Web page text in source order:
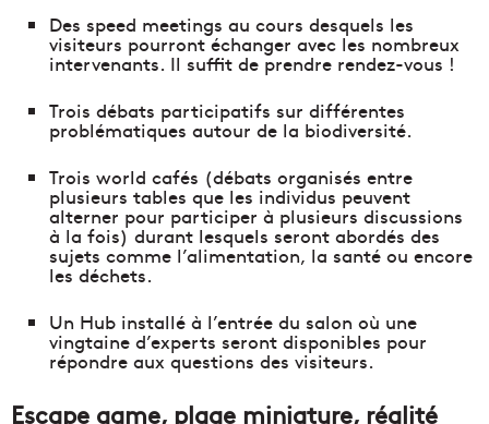
Des speed meetings au cours desquels les
visiteurs pourront échanger avec les nombreux
intervenants. Il suffit de prendre rendez-vous !
Trois débats participatifs sur différentes
problématiques autour de la biodiversité.
Trois world cafés (débats organisés entre
plusieurs tables que les individus peuvent
alterner pour participer à plusieurs discussions
à la fois) durant lesquels seront abordés des
sujets comme l’alimentation, la santé ou encore
les déchets.
Un Hub installé à l’entrée du salon où une
vingtaine d’experts seront disponibles pour
répondre aux questions des visiteurs.
Escape game, plage miniature, réalité